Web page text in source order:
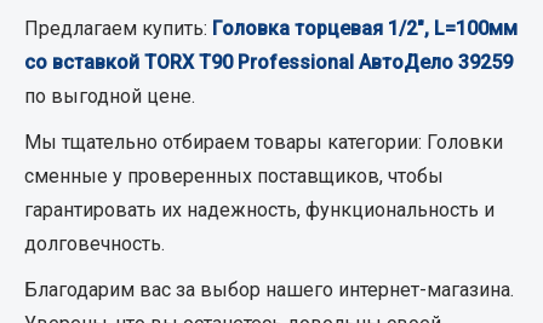
МЕТИЗЫ
Болты
Гайки
Хомуты
Предлагаем купить: Головка торцевая 1/2", L=100мм
со вставкой TORX Т90 Professional АвтоДело 39259
по выгодной цене.
Мы тщательно отбираем товары категории: Головки
сменные у проверенных поставщиков, чтобы
гарантировать их надежность, функциональность и
долговечность.
Благодарим вас за выбор нашего интернет-магазина.